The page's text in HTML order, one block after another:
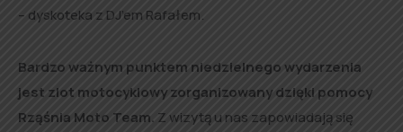
– dyskoteka z DJ’em Rafałem.
Bardzo ważnym punktem niedzielnego wydarzenia
jest zlot motocyklowy zorganizowany dzięki pomocy
Rząśnia Moto Team. Z wizytą u nas zapowiadają się